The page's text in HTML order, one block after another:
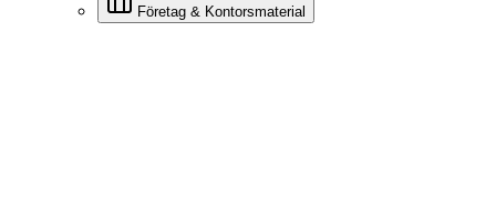
Företag & Kontorsmaterial